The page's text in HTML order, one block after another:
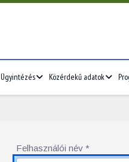
Ügyintézés Közérdekű adatok
Felhasználói név *